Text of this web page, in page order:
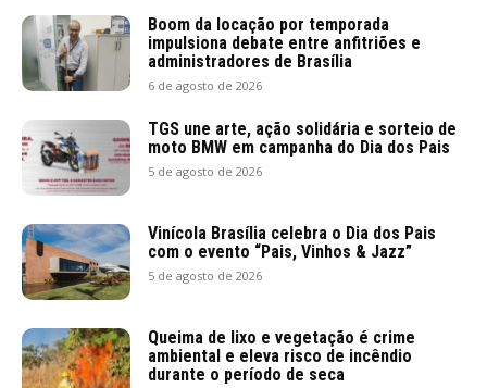
Boom da locação por temporada
impulsiona debate entre anfitriões e
administradores de Brasília
6 de agosto de 2026
TGS une arte, ação solidária e sorteio de
moto BMW em campanha do Dia dos Pais
5 de agosto de 2026
Vinícola Brasília celebra o Dia dos Pais
com o evento “Pais, Vinhos & Jazz”
5 de agosto de 2026
Queima de lixo e vegetação é crime
ambiental e eleva risco de incêndio
durante o período de seca